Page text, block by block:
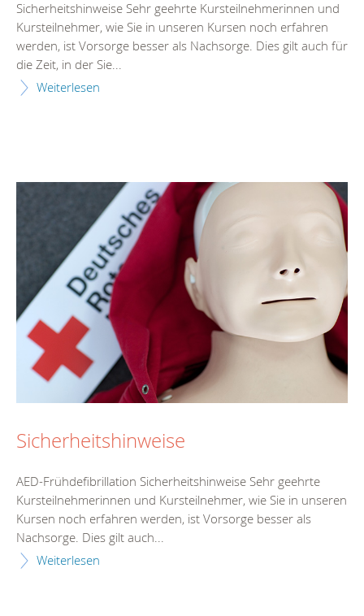
Sicherheitshinweise Sehr geehrte Kursteilnehmerinnen und
Kursteilnehmer, wie Sie in unseren Kursen noch erfahren
werden, ist Vorsorge besser als Nachsorge. Dies gilt auch für
die Zeit, in der Sie...
Weiterlesen
Sicherheitshinweise
AED-Frühdefibrillation Sicherheitshinweise Sehr geehrte
Kursteilnehmerinnen und Kursteilnehmer, wie Sie in unseren
Kursen noch erfahren werden, ist Vorsorge besser als
Nachsorge. Dies gilt auch...
Weiterlesen